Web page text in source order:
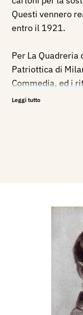
Questi vennero
entro il 1921.
Per La
Patriottica di
Commedia, ed i
Lorenzi, Luigi
1925 - La
Patriottica di
Pizio, Tavv. II,
Leggi tutto